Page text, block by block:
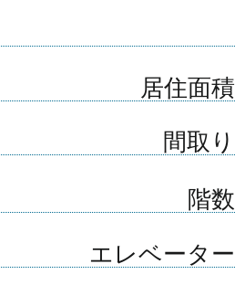
居住面積
間取り
階数
エレベーター